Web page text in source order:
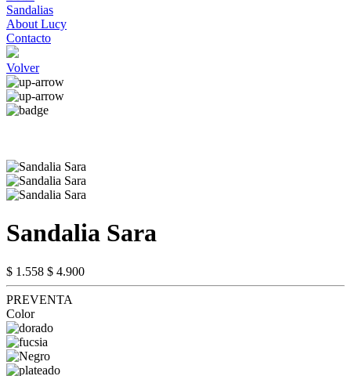
Sandalias
About Lucy
Contacto
Volver
Sandalia Sara
$ 1.558 $ 4.900
PREVENTA
Color